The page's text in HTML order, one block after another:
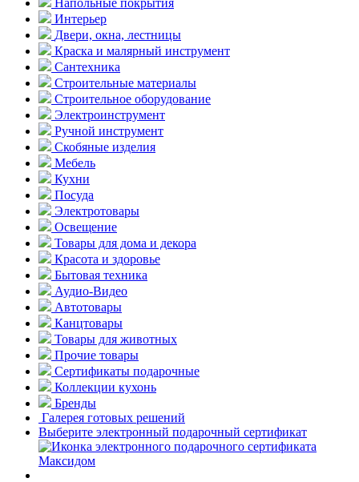
Напольные покрытия
Интерьер
Двери, окна, лестницы
Краска и малярный инструмент
Сантехника
Строительные материалы
Строительное оборудование
Электроинструмент
Ручной инструмент
Скобяные изделия
Мебель
Кухни
Посуда
Электротовары
Освещение
Товары для дома и декора
Красота и здоровье
Бытовая техника
Аудио-Видео
Автотовары
Канцтовары
Товары для животных
Прочие товары
Сертификаты подарочные
Коллекции кухонь
Бренды
Галерея готовых решений
Выберите электронный подарочный сертификат